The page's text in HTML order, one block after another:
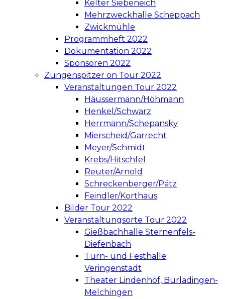
Kelter Siebeneich
Mehrzweckhalle Scheppach
Zwickmühle
Programmheft 2022
Dokumentation 2022
Sponsoren 2022
Zungenspitzer on Tour 2022
Veranstaltungen Tour 2022
Häussermann/Höhmann
Henkel/Schwarz
Herrmann/Schepansky
Mierscheid/Garrecht
Meyer/Schmidt
Krebs/Hitschfel
Reuter/Arnold
Schreckenberger/Pätz
Feindler/Korthaus
Bilder Tour 2022
Veranstaltungsorte Tour 2022
Gießbachhalle Sternenfels-
Diefenbach
Turn- und Festhalle
Veringenstadt
Theater Lindenhof, Burladingen-
Melchingen